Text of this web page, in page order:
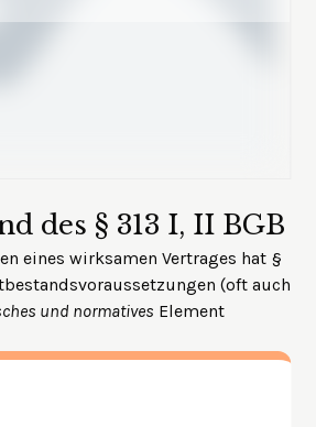
des § 313 I, II BGB
eines wirksamen Vertrages hat §
(oft auch
und normatives Element